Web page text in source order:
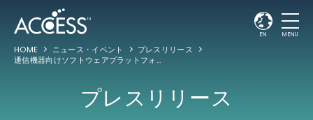
EN MENU
HOME ニュース・イベント
プレスリリース
通信機器向けソフトウェアプラットフォーム「ZebOS
プレスリリース